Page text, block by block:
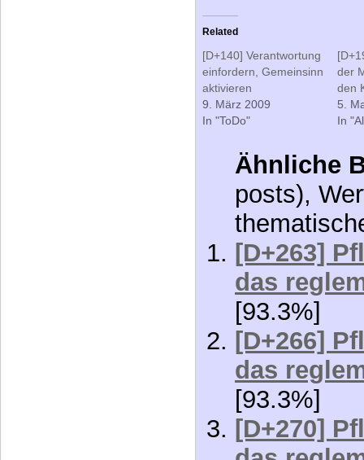
Related
[D+140] Verantwortung
einfordern, Gemeinsinn
aktivieren
9. März 2009
In "ToDo"
der
den
5.
In
Ähnliche
posts),
[D+263]
das
[93.3%]
[D+266]
das
[93.3%]
[D+270]